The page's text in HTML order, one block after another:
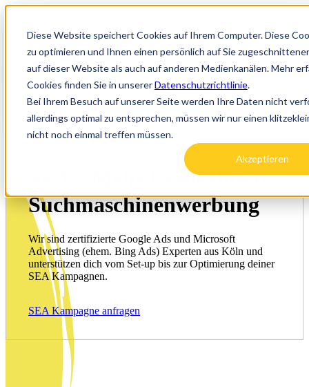
Diese Website speichert Cookies auf Ihrem Computer. Diese
zu optimieren und Ihnen einen persönlich auf Sie
auf dieser Website als auch auf anderen Medienkanälen. Mehr
Cookies finden Sie in unsererDatenschutzrichtlinie.
Bei Ihrem Besuch auf unserer Seite werden Ihre Daten nicht
allerdings optimal zu entsprechen, müssen wir nur einen
nicht noch einmal treffen müssen.
Akzeptieren
Open main navigation
SEA – Mehr Leads durch
Suchmaschinenwerbung
Wir sind zertifizierte Google Ads und Microsoft
Advertising (ehem. Bing Ads) Experten aus Köln und
unterstützen dich vom Set-up bis zur Optimierung deiner
SEA Kampagnen.
SEA Kampagne anfragen